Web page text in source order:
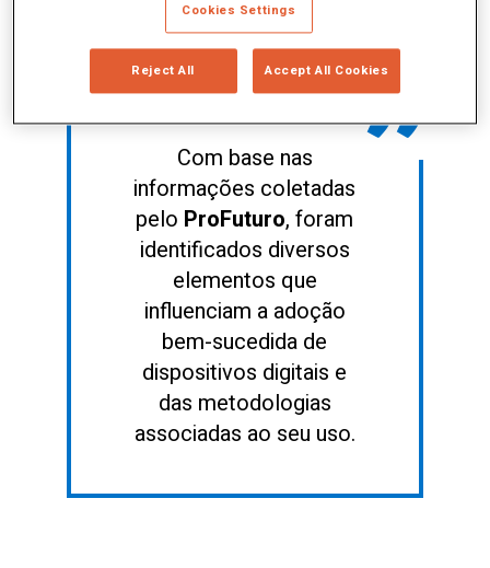
Com base nas
informações coletadas
pelo ProFuturo, foram
identificados diversos
elementos que
influenciam a adoção
bem-sucedida de
dispositivos digitais e
das metodologias
associadas ao seu uso.
Cookies Settings
Reject All Accept All Cookies